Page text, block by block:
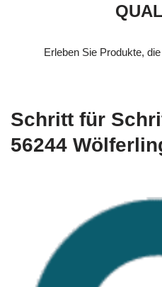
Erleben Sie Produkte,
Schritt für
56244